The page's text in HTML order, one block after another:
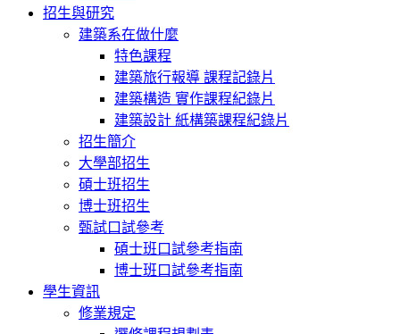
招生與研究
建築系在做什麼
特色課程
建築旅行報導 課程記錄片
建築構造 實作課程紀錄片
建築設計 紙構築課程紀錄片
招生簡介
大學部招生
碩士班招生
博士班招生
甄試口試參考
碩士班口試參考指南
博士班口試參考指南
學生資訊
修業規定